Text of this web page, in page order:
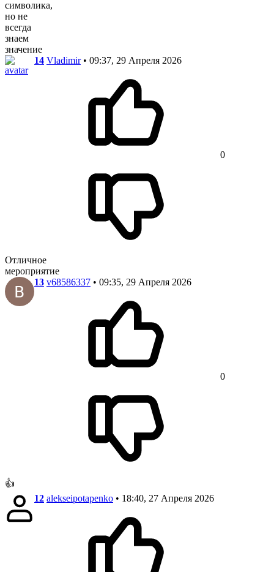
символика,
но не
всегда
знаем
значение
14 Vladimir • 09:37, 29 Апреля 2026
0
Отличное
мероприятие
13 v68586337 • 09:35, 29 Апреля 2026
0
👍
12 alekseipotapenko • 18:40, 27 Апреля 2026